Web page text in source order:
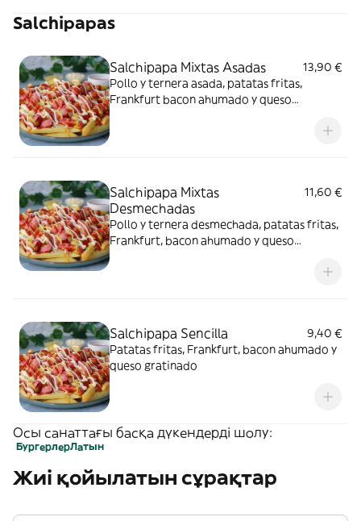
Salchipapas
Salchipapa Mixtas Asadas
13,90 €
Pollo y ternera asada, patatas fritas,
Frankfurt bacon ahumado y queso
Salchipapa Mixtas
Desmechadas
11,60 €
Pollo y ternera desmechada, patatas fritas,
Frankfurt, bacon ahumado y queso
Salchipapa Sencilla
9,40 €
Patatas fritas, Frankfurt, bacon ahumado y
queso gratinado
Осы санаттағы басқа дүкендерді шолу:
БургерлерЛатын
Жиі қойылатын сұрақтар